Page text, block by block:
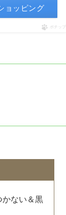
ョッピング
ポチップ
かない＆黒